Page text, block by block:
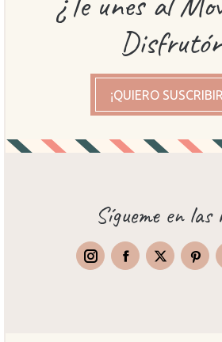
¡QUIERO
Sígueme en las
InstagramFacebook
X